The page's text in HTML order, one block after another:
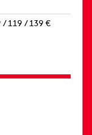
/ 119 / 139 €